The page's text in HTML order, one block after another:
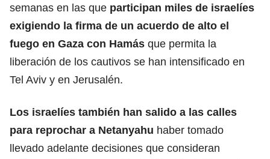
semanas en las que participan miles de israelíes
exigiendo la firma de un acuerdo de alto el
fuego en Gaza con Hamás que permita la
liberación de los cautivos se han intensificado en
Tel Aviv y en Jerusalén.
Los israelíes también han salido a las calles
para reprochar a Netanyahu haber tomado
llevado adelante decisiones que consideran